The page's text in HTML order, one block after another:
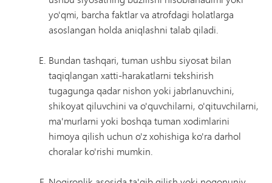
yo'qmi, barcha faktlar va atrofdagi holatlarga
asoslangan holda aniqlashni talab qiladi.
Bundan tashqari, tuman ushbu siyosat bilan
taqiqlangan xatti-harakatlarni tekshirish
tugagunga qadar nishon yoki jabrlanuvchini,
shikoyat qiluvchini va o'quvchilarni, o'qituvchilarni,
ma'murlarni yoki boshqa tuman xodimlarini
himoya qilish uchun o'z xohishiga ko'ra darhol
choralar ko'rishi mumkin.